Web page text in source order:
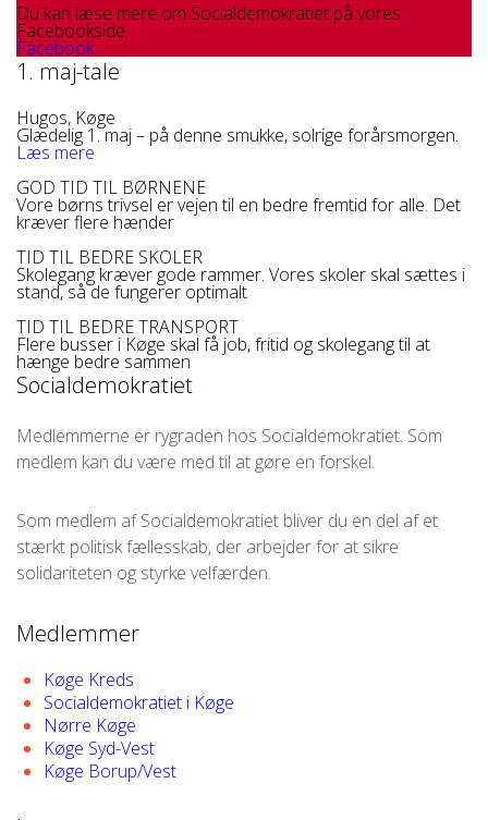
Du kan læse mere om Socialdemokratiet på vores
Facebookside.
Facebook
1. maj-tale
Hugos, Køge
Glædelig 1. maj – på denne smukke, solrige forårsmorgen.
Læs mere
GOD TID TIL BØRNENE
Vore børns trivsel er vejen til en bedre fremtid for alle. Det
kræver flere hænder
TID TIL BEDRE SKOLER
Skolegang kræver gode rammer. Vores skoler skal sættes i
stand, så de fungerer optimalt
TID TIL BEDRE TRANSPORT
Flere busser i Køge skal få job, fritid og skolegang til at
hænge bedre sammen
Socialdemokratiet
Medlemmerne er rygraden hos Socialdemokratiet. Som
medlem kan du være med til at gøre en forskel.
Som medlem af Socialdemokratiet bliver du en del af et
stærkt politisk fællesskab, der arbejder for at sikre
solidariteten og styrke velfærden.
Medlemmer
Køge Kreds
Socialdemokratiet i Køge
Nørre Køge
Køge Syd-Vest
Køge Borup/Vest